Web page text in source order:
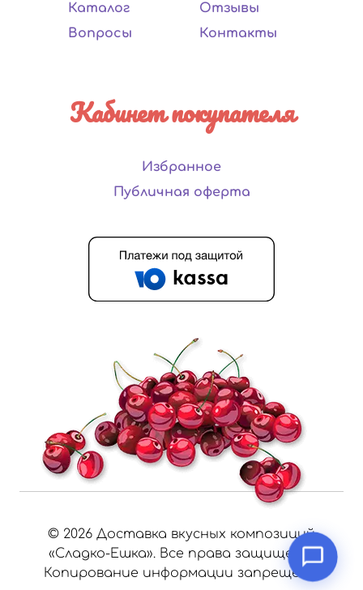
Каталог
Вопросы
Отзывы
Контакты
Кабинет покупателя
Избранное
Публичная оферта
© 2026 Доставка вкусных композиций
«Сладко-Ешка». Все права защищены.
Копирование информации запрещено.